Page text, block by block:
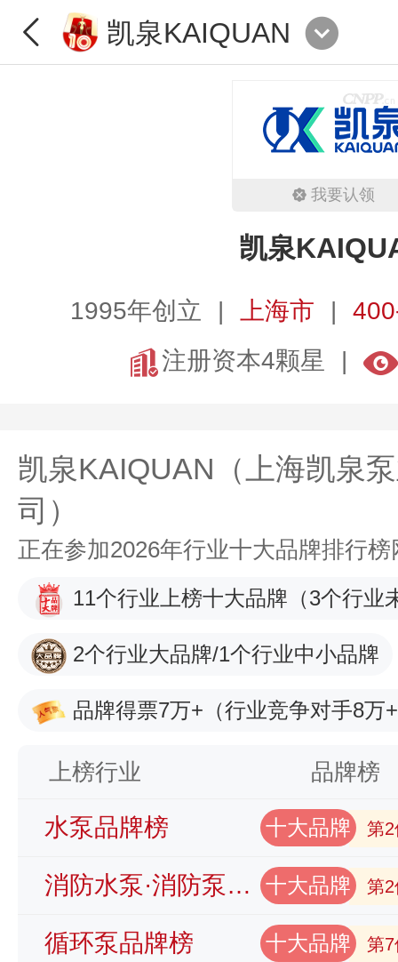
凯泉KAIQUAN
我要认领
凯泉
1995年创立 上海市
注册资本4颗星
凯泉KAIQUAN（上海凯泉
司）
正在参加2026年行业十大品牌排行
11个行业上榜十大品牌 （3个行业
2个行业大品牌/1个行业中小品牌
品牌得票7万+ （行业竞争对手8万
上榜行业 品牌榜
水泵品牌榜 十大品牌 第2
消防水泵·消防泵品牌榜 十大品牌 第2
循环泵品牌榜 十大品牌 第7